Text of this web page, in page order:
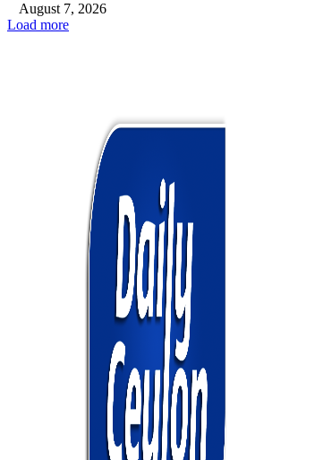
August 7, 2026
Load more